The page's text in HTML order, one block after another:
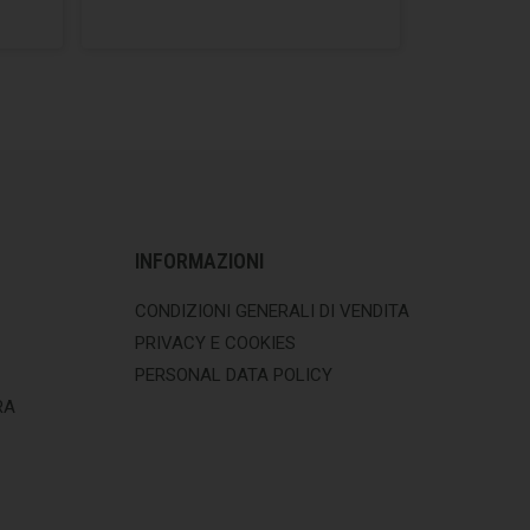
INFORMAZIONI
CONDIZIONI GENERALI DI VENDITA
PRIVACY E COOKIES
PERSONAL DATA POLICY